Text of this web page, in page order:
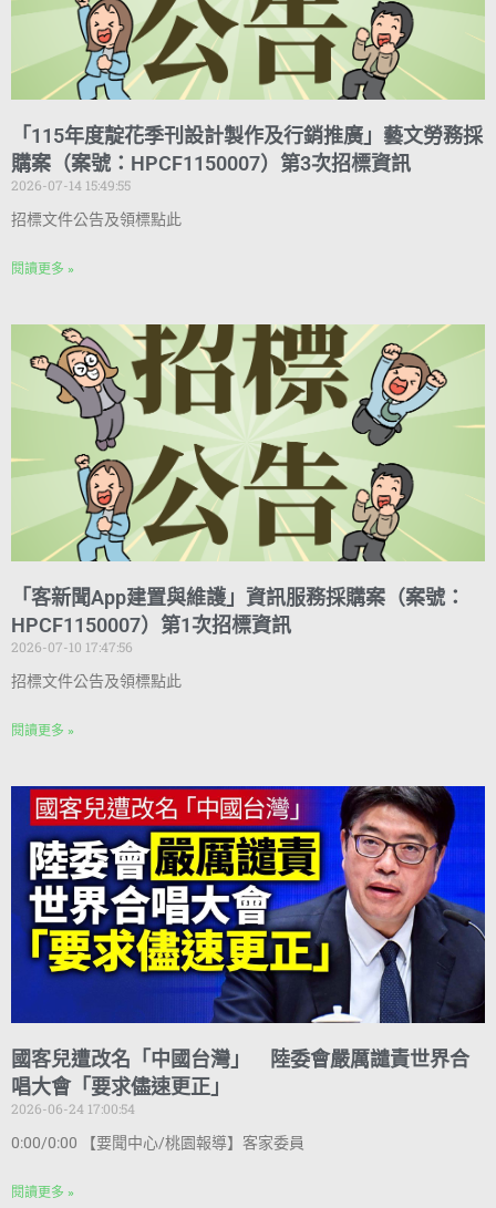
「115年度靛花季刊設計製作及行銷推廣」藝文勞務採
購案（案號：HPCF1150007）第3次招標資訊
2026-07-14 15:49:55
招標文件公告及領標點此
閱讀更多 »
「客新聞App建置與維護」資訊服務採購案（案號：
HPCF1150007）第1次招標資訊
2026-07-10 17:47:56
招標文件公告及領標點此
閱讀更多 »
國客兒遭改名「中國台灣」 陸委會嚴厲譴責世界合
唱大會「要求儘速更正」
2026-06-24 17:00:54
0:00/0:00 【要聞中心/桃園報導】客家委員
閱讀更多 »